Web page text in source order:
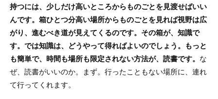
持つには、少しだけ高いところからものごとを見渡せばいい
んです。箱ひとつ分高い場所からものごとを見れば視野は広
がり、進むべき道が見えてくるのです。その箱が、知識で
す。では知識は、どうやって得ればよいのでしょう。もっと
も簡単で、時間も場所も限定されない方法が、読書です。 な
ぜ、読書がいいのか。まず。行ったこともない場所に、連れ
て行ってくれます。